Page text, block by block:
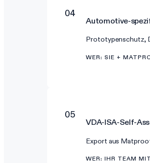
04
Automotive-
Prototypenschutz,
WER:SIE +
05
VDA-ISA-Self-
Export aus
WER:IHR TEAM